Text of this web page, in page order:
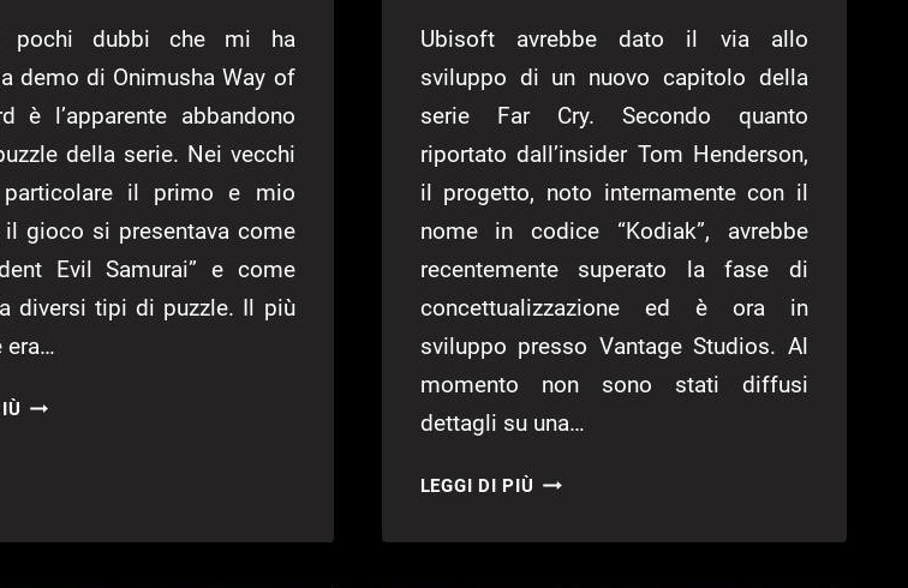
pochi dubbi che mi ha
demo di Onimusha Way of
è l’apparente abbandono
della serie. Nei vecchi
il primo e mio
il gioco si presentava come
Evil Samurai” e come
diversi tipi di puzzle. Il più
era…
ONIMUSHA
Ubisoft avrebbe dato il via allo
sviluppo di un nuovo capitolo della
serie Far Cry. Secondo quanto
riportato dall’insider Tom Henderson,
il progetto, noto internamente con il
nome in codice “Kodiak”, avrebbe
recentemente superato la fase di
concettualizzazione ed è ora in
sviluppo presso Vantage Studios. Al
momento non sono stati diffusi
dettagli su una…
LEGGI DI PIÙ RUMOR:
NUOVO